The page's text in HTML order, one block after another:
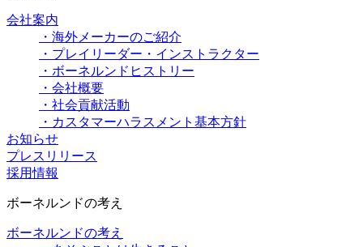
会社案内
・海外メーカーのご紹介
・プレイリーダー・インストラクター
・ボーネルンドヒストリー
・会社概要
・社会貢献活動
・カスタマーハラスメント基本方針
お知らせ
プレスリリース
採用情報
ボーネルンドの考え
ボーネルンドの考え